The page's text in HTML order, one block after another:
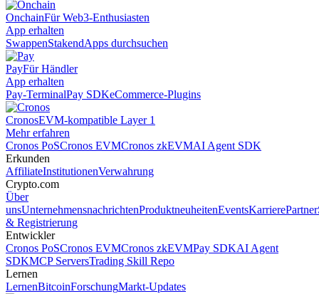
OnchainFür Web3-Enthusiasten
App erhalten
SwappenStakendApps durchsuchen
PayFür Händler
App erhalten
Pay-TerminalPay SDKeCommerce-Plugins
CronosEVM-kompatible Layer 1
Mehr erfahren
Cronos PoSCronos EVMCronos zkEVMAI Agent SDK
Erkunden
AffiliateInstitutionenVerwahrung
Crypto.com
Über
unsUnternehmensnachrichtenProduktneuheitenEventsKarrierePartner
& Registrierung
Entwickler
Cronos PoSCronos EVMCronos zkEVMPay SDKAI Agent
SDKMCP ServersTrading Skill Repo
Lernen
LernenBitcoinForschungMarkt-Updates